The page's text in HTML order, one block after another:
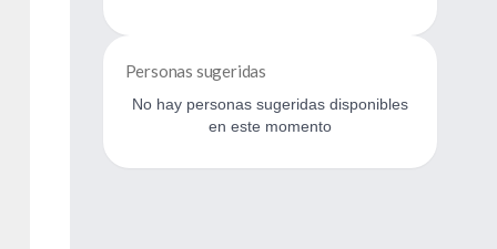
Personas sugeridas
No hay personas sugeridas disponibles
en este momento